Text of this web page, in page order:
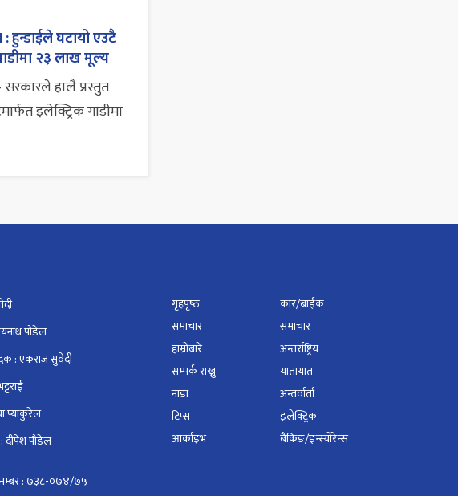
हुन्डाईले घटायो एउटै
२३ लाख मूल्य
हालै प्रस्तुत
इलेक्ट्रिक गाडीमा
गृहपृष्‍ठ
समाचार
हाम्रोबारे
सम्पर्क राख्नु
नाडा
टिप्स
आर्काइभ
कार/बाईक
समाचार
अन्तर्राष्ट्रिय
यातायात
अन्तर्वार्ता
इलेक्ट्रिक
बैंकिङ/इन्स्योरेन्स
पौडेल
: एकराज सुवेदी
प्याकुरेल
दीपेश पौडेल
नम्बर : ७३८-०७४/७५